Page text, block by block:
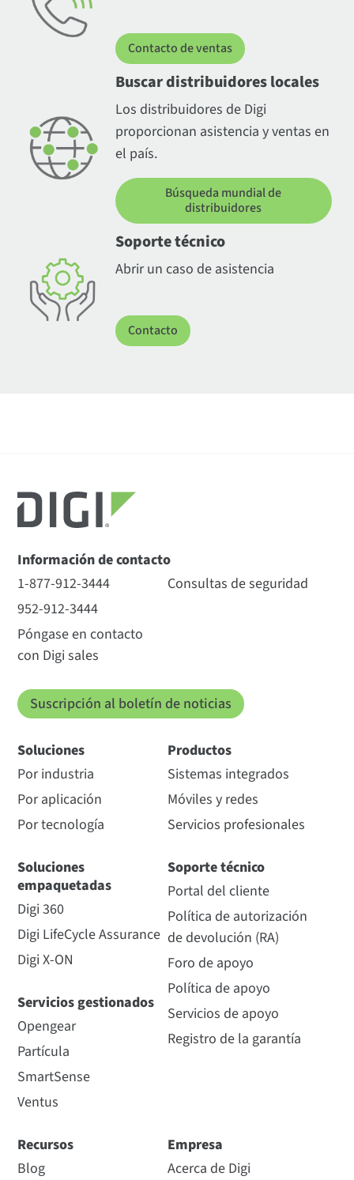
Contacto de ventas
Buscar distribuidores locales
Los distribuidores de Digi
proporcionan asistencia y ventas en
el país.
Búsqueda mundial de
distribuidores
Soporte técnico
Abrir un caso de asistencia
Contacto
Información de contacto
1-877-912-3444
952-912-3444
Póngase en contacto
con Digi sales
Consultas de seguridad
Suscripción al boletín de noticias
Soluciones
Por industria
Por aplicación
Por tecnología
Soluciones
empaquetadas
Digi 360
Digi LifeCycle Assurance
Digi X-ON
Servicios gestionados
Opengear
Partícula
SmartSense
Ventus
Productos
Sistemas integrados
Móviles y redes
Servicios profesionales
Soporte técnico
Portal del cliente
Política de autorización
de devolución (RA)
Foro de apoyo
Política de apoyo
Servicios de apoyo
Registro de la garantía
Recursos
Blog
Empresa
Acerca de Digi